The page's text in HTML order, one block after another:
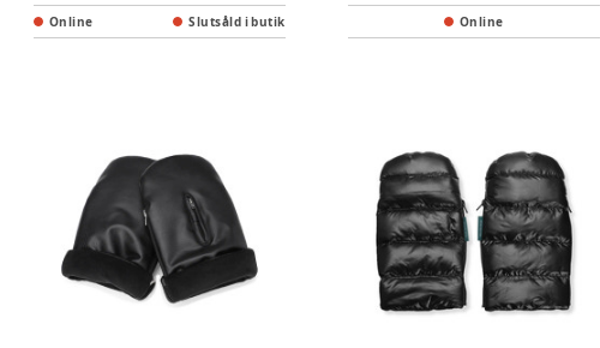
Online Slutsåld i butik Online